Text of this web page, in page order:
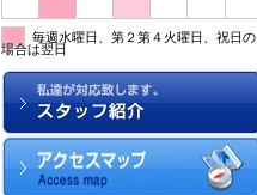
毎週水曜日、第２第４火曜日、祝日の
場合は翌日